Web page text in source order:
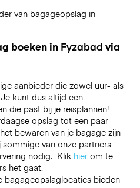
van bagageopslag in
boeken in Fyzabad via
aanbieder die zowel uur- als
kunt dus altijd een
die past bij je reisplannen!
opslag tot een paar
bewaren van je bagage zijn
van onze partners
nodig. Klik hierom te
het gaat.
bagageopslaglocaties bieden